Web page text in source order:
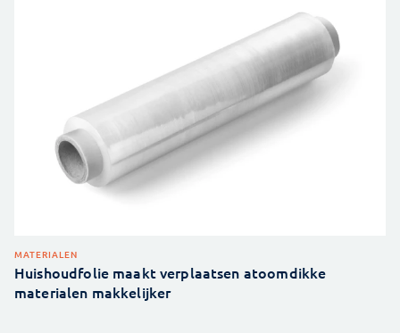
MATERIALEN
Huishoudfolie maakt verplaatsen atoomdikke
materialen makkelijker